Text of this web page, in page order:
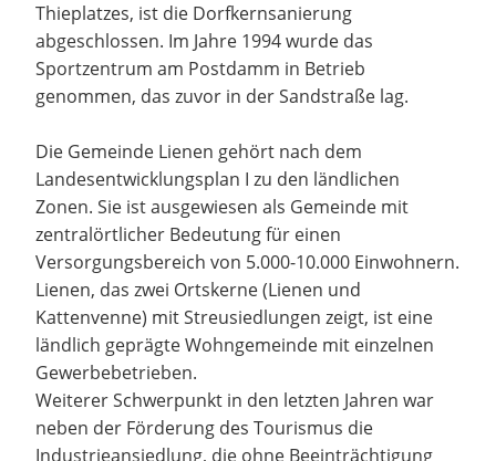
Thieplatzes, ist die Dorfkernsanierung
abgeschlossen. Im Jahre 1994 wurde das
Sportzentrum am Postdamm in Betrieb
genommen, das zuvor in der Sandstraße lag.
Die Gemeinde Lienen gehört nach dem
Landesentwicklungsplan I zu den ländlichen
Zonen. Sie ist ausgewiesen als Gemeinde mit
zentralörtlicher Bedeutung für einen
Versorgungsbereich von 5.000-10.000 Einwohnern.
Lienen, das zwei Ortskerne (Lienen und
Kattenvenne) mit Streusiedlungen zeigt, ist eine
ländlich geprägte Wohngemeinde mit einzelnen
Gewerbebetrieben.
Weiterer Schwerpunkt in den letzten Jahren war
neben der Förderung des Tourismus die
Industrieansiedlung, die ohne Beeinträchtigung